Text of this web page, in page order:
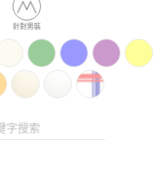
針對男裝
字搜索